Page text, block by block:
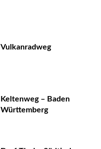
Vulkanradweg
Keltenweg – Baden
Württemberg